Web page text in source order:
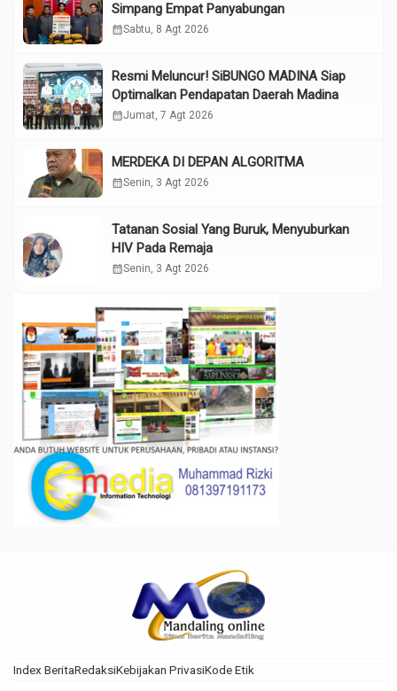
Simpang Empat Panyabungan
calendar_monthSabtu, 8 Agt 2026
Resmi Meluncur! SiBUNGO MADINA Siap
Optimalkan Pendapatan Daerah Madina
calendar_monthJumat, 7 Agt 2026
MERDEKA DI DEPAN ALGORITMA
calendar_monthSenin, 3 Agt 2026
Tatanan Sosial Yang Buruk, Menyuburkan
HIV Pada Remaja
calendar_monthSenin, 3 Agt 2026
Index BeritaRedaksiKebijakan PrivasiKode Etik